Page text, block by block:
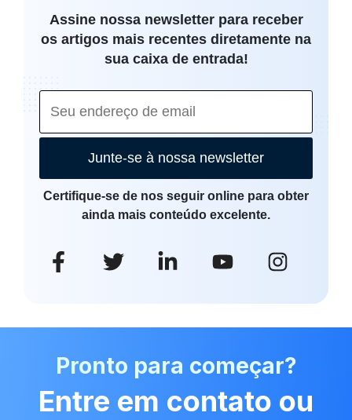
Assine nossa newsletter para receber
os artigos mais recentes diretamente na
sua caixa de entrada!
Junte-se à nossa newsletter
Certifique-se de nos seguir online para obter
ainda mais conteúdo excelente.
Pronto para começar?
Entre em contato ou